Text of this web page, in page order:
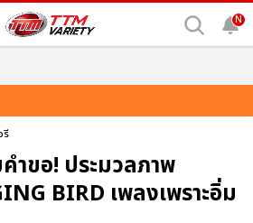
N
รี
ำขอ! ประมวลภาพ
BIRD เพลงเพราะอิ่ม